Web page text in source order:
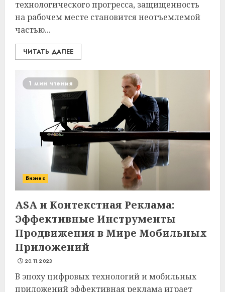
технологического прогресса, защищенность
на рабочем месте становится неотъемлемой
частью...
ЧИТАТЬ ДАЛЕЕ
1 мин чтения
Бизнес
ASA и Контекстная Реклама:
Эффективные Инструменты
Продвижения в Мире Мобильных
Приложений
20.11.2023
В эпоху цифровых технологий и мобильных
приложений эффективная реклама играет